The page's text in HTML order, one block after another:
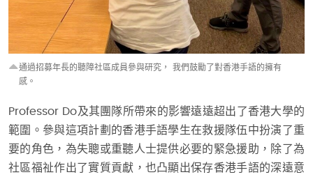
通過招募年長的聽障社區成員參與研究，
我們鼓勵了對香港手語的擁有
感。
Professor Do及其團隊所帶來的影響遠遠超出了香港大學的
範圍。參與這項計劃的香港手語學生在救援隊伍中扮演了重
要的角色，為失聰或重聽人士提供必要的緊急援助，除了為
社區福祉作出了實質貢獻，也凸顯出保存香港手語的深遠意